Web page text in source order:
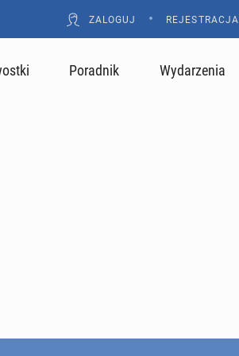
ZALOGUJ • REJESTRACJA
Poradnik Wydarzenia